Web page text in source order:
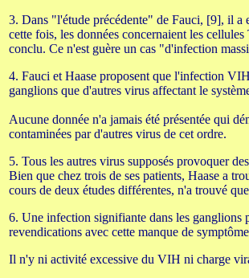
3. Dans "l'étude précédente" de Fauci, [9], il a
cette fois, les données concernaient les
conclu. Ce n'est guère un cas "d'infection
4. Fauci et Haase proposent que l'infection
ganglions que d'autres virus affectant le
Aucune donnée n'a jamais été présentée qui
contaminées par d'autres virus de cet ordre.
5. Tous les autres virus supposés provoquer
Bien que chez trois de ses patients, Haase a
cours de deux études différentes, n'a trouvé
6. Une infection signifiante dans les ganglions
revendications avec cette manque de
Il n'y ni activité excessive du VIH ni charge